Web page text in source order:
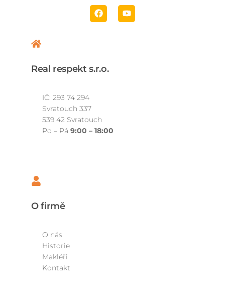
Real respekt s.r.o.
IČ: 293 74 294
Svratouch 337
539 42 Svratouch
Po – Pá 9:00 – 18:00
O firmě
O nás
Historie
Makléři
Kontakt